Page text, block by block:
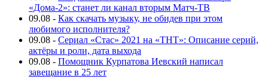
«Дома-2»: станет ли канал вторым Матч-ТВ
09.08 - Как скачать музыку, не обидев при этом
любимого исполнителя?
09.08 - Сериал «Стас» 2021 на «ТНТ»: Описание серий,
актёры и роли, дата выхода
09.08 - Помощник Курпатова Иевский написал
завещание в 25 лет